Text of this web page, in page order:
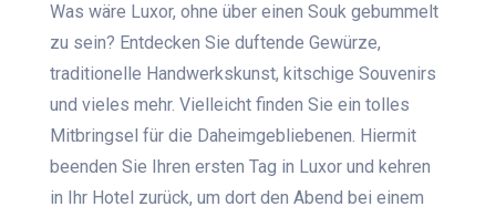
Was wäre Luxor, ohne über einen Souk gebummelt
zu sein? Entdecken Sie duftende Gewürze,
traditionelle Handwerkskunst, kitschige Souvenirs
und vieles mehr. Vielleicht finden Sie ein tolles
Mitbringsel für die Daheimgebliebenen. Hiermit
beenden Sie Ihren ersten Tag in Luxor und kehren
in Ihr Hotel zurück, um dort den Abend bei einem